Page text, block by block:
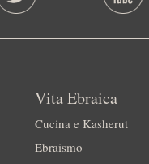
Vita Ebraica
Cucina e Kasherut
Ebraismo